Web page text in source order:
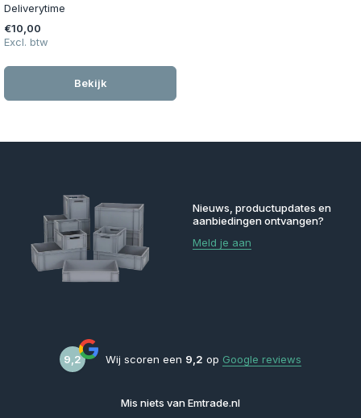
Deliverytime
€10,00
Excl. btw
Bekijk
Nieuws, productupdates en
aanbiedingen ontvangen?
Meld je aan
9,2 Wij scoren een 9,2 op Google reviews
Mis niets van Emtrade.nl